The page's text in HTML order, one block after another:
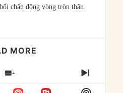
chấn động vòng tròn thân
MORE
SHOW
EPISODES
NEXT